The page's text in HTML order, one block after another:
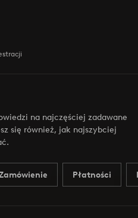
na najczęściej zadawane
się również, jak najszybciej
Płatności